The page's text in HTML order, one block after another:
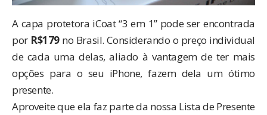
A capa protetora iCoat “3 em 1” pode ser encontrada
por R$179 no Brasil. Considerando o preço individual
de cada uma delas, aliado à vantagem de ter mais
opções para o seu iPhone, fazem dela um ótimo
presente.
Aproveite que ela faz parte da nossa Lista de Presente